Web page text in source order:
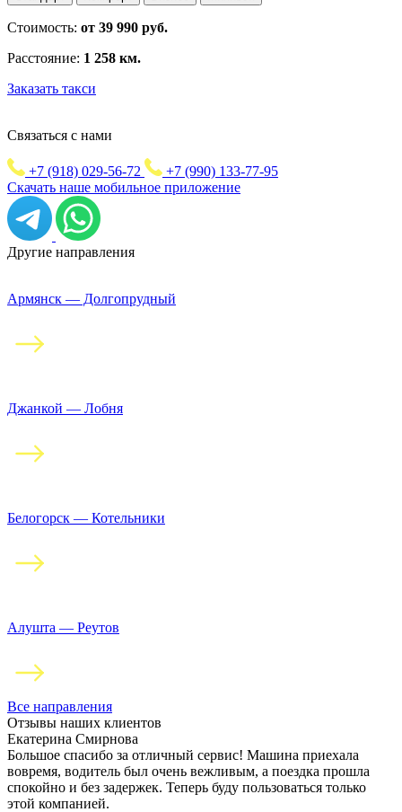
Стоимость: от 39 990 руб.
Расстояние: 1 258 км.
Заказать такси
Связаться с нами
+7 (918) 029-56-72
+7 (990) 133-77-95
Скачать наше мобильное приложение
Другие направления
Армянск — Долгопрудный
Джанкой — Лобня
Белогорск — Котельники
Алушта — Реутов
Все направления
Отзывы наших клиентов
Екатерина Смирнова
Большое спасибо за отличный сервис! Машина приехала
вовремя, водитель был очень вежливым, а поездка прошла
спокойно и без задержек. Теперь буду пользоваться только
этой компанией.